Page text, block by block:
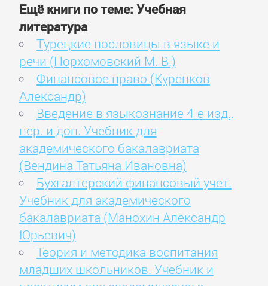
Ещё книги по теме: Учебная
литература
Турецкие пословицы в языке и
речи (Порхомовский М. В.)
Финансовое право (Куренков
Александр)
Введение в языкознание 4-е изд.,
пер. и доп. Учебник для
академического бакалавриата
(Вендина Татьяна Ивановна)
Бухгалтерский финансовый учет.
Учебник для академического
бакалавриата (Манохин Александр
Юрьевич)
Теория и методика воспитания
младших школьников. Учебник и